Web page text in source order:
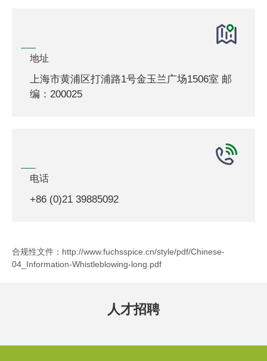
地址
上海市黄浦区打浦路1号金玉兰广场1506室 邮
编：200025
电话
+86 (0)21 39885092
合规性文件： http://www.fuchsspice.cn/style/pdf/Chinese-
04_Information-Whistleblowing-long.pdf
人才招聘